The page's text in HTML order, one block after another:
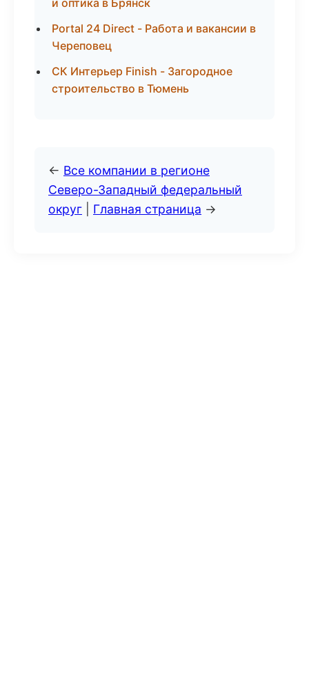
и оптика в Брянск
Portal 24 Direct - Работа и вакансии в
Череповец
СК Интерьер Finish - Загородное
строительство в Тюмень
← Все компании в регионе
Северо-Западный федеральный
округ
Главная страница →